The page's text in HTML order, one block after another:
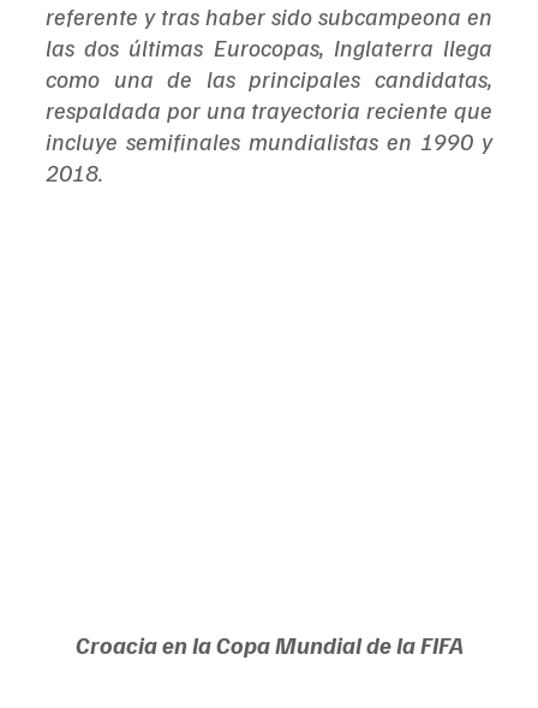
referente y tras haber sido subcampeona en
las dos últimas Eurocopas, Inglaterra llega
como una de las principales candidatas,
respaldada por una trayectoria reciente que
incluye semifinales mundialistas en 1990 y
2018.
Croacia en la Copa Mundial de la FIFA